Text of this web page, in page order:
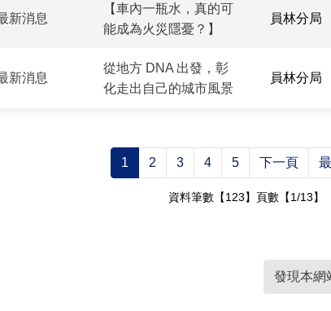
新消息
【車內一瓶水，真的可
能成為火災隱憂？】
員林分局
新消息
從地方 DNA 出發，彰
化走出自己的城市風景
員林分局
1 2 3 4 5 下一頁
資料筆數【123】頁數【1/13】
發現本網